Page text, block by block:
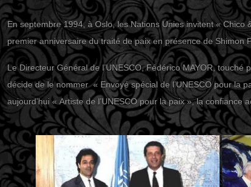
En septembre 1994, à Oslo, les Nations Unies invitent «
premier anniversaire du traité de paix en présence de Shimon
Le Directeur Général de l’UNESCO, Fédérico MAYOR,
décide de le nommer « Envoyé spécial de l’UNESCO pour la
aujourd’hui « Artiste de l’UNESCO pour la paix », la